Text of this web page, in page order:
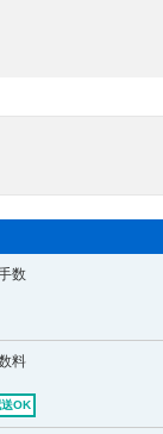
数
料
OK